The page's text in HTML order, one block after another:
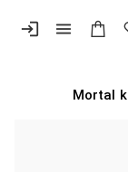
menu
login